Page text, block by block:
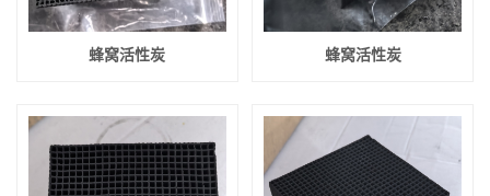
蜂窝活性炭 蜂窝活性炭